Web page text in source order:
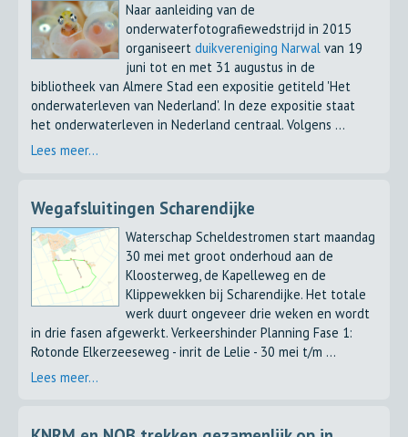
Naar aanleiding van de
onderwaterfotografiewedstrijd in 2015
organiseertduikvereniging Narwal van 19
juni tot en met 31 augustus in de
bibliotheek van Almere Stad een expositie getiteld 'Het
onderwaterleven van Nederland'. In deze expositie staat
het onderwaterleven in Nederland centraal. Volgens ...
Lees meer...
Wegafsluitingen Scharendijke
Waterschap Scheldestromen start maandag
30 mei met groot onderhoud aan de
Kloosterweg, de Kapelleweg en de
Klippewekken bij Scharendijke. Het totale
werk duurt ongeveer drie weken en wordt
in drie fasen afgewerkt. Verkeershinder Planning Fase 1:
Rotonde Elkerzeeseweg - inrit de Lelie - 30 mei t/m ...
Lees meer...